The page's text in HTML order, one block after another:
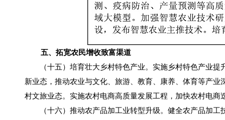
五、拓宽农民增收致富渠道
（十五）培育壮大乡村特色产业。实施乡村特色产业提
新业态，推动农业与文化、旅游、教育、康养、体育等产
村文旅业态。实施农村电商高质量发展工程，加快农村电
（十六）推动农产品加工业转型升级。健全农产品加工